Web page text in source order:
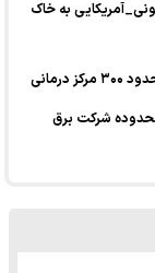
به خاک
محدوده شرکت برق